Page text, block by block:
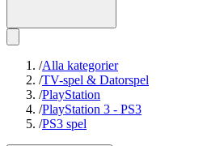
/Alla kategorier
/TV-spel & Datorspel
/PlayStation
/PlayStation 3 - PS3
/PS3 spel